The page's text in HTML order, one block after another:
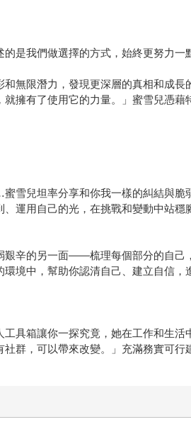
的是我們做選擇的方式，始終更努
無限潛力，發現更深層的真相和成
擁有了使用它的力量。」蜜雪兒憑
兒坦率分享和你我一樣的糾結與脆
運用自己的光，在挑戰和變動中站穩
艱辛的另一面——梳理每個部分的自
境中，幫助你認清自己、建立自信
具箱讓你一探究竟，她在工作和生
群，可以帶來改變。」充滿務實可行